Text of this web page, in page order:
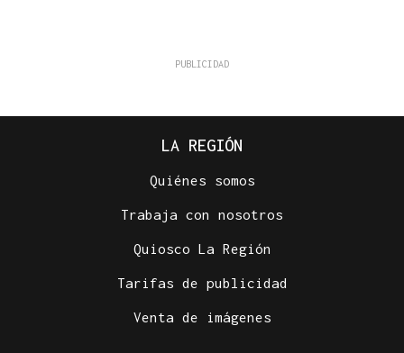
LA REGIÓN
Quiénes somos
Trabaja con nosotros
Quiosco La Región
Tarifas de publicidad
Venta de imágenes